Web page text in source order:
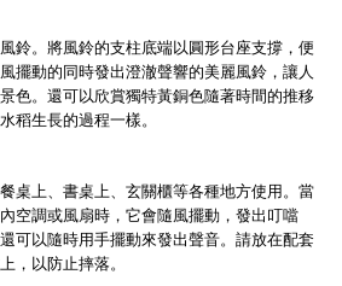
鈴。將風鈴的支柱底端以圓形台座支撐，便
擺動的同時發出澄澈聲響的美麗風鈴，讓人
色。還可以欣賞獨特黃銅色隨著時間的推移
稻生長的過程一樣。
桌上、書桌上、玄關櫃等各種地方使用。當
空調或風扇時，它會隨風擺動，發出叮噹
可以隨時用手擺動來發出聲音。請放在配套
，以防止摔落。